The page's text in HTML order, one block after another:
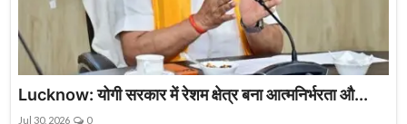
Lucknow: योगी सरकार में रेशम क्षेत्र बना आत्मनिर्भरता औ...
Jul 30, 2026 0